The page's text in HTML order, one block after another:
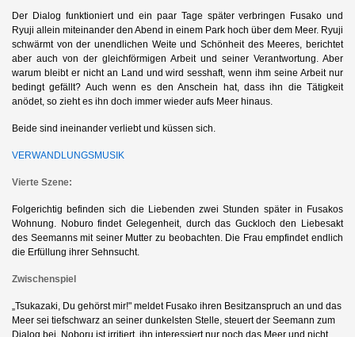
Der Dialog funktioniert und ein paar Tage später verbringen Fusako und
Ryuji allein miteinander den Abend in einem Park hoch über dem Meer. Ryuji
schwärmt von der unendlichen Weite und Schönheit des Meeres, berichtet
aber auch von der gleichförmigen Arbeit und seiner Verantwortung. Aber
warum bleibt er nicht an Land und wird sesshaft, wenn ihm seine Arbeit nur
bedingtgefällt? Auch wenn es den Anschein hat, dass ihn die Tätigkeit
anödet, so zieht es ihn doch immer wieder aufs Meer hinaus.
Beide sind ineinander verliebt und küssen sich.
VERWANDLUNGSMUSIK
Vierte Szene:
Folgerichtig befinden sich die Liebenden zwei Stunden später in Fusakos
Wohnung. Noburo findet Gelegenheit, durch das Guckloch den Liebesakt
des Seemanns mit seiner Mutter zu beobachten. Die Frau empfindet endlich
die Erfüllung ihrer Sehnsucht.
Zwischenspiel
„Tsukazaki, Du gehörst mir!" meldet Fusako ihren Besitzanspruch an und das
Meer sei tiefschwarz an seiner dunkelsten Stelle, steuert der Seemann zum